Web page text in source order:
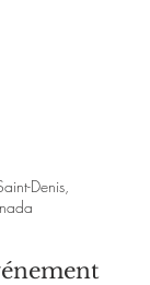
Denis,